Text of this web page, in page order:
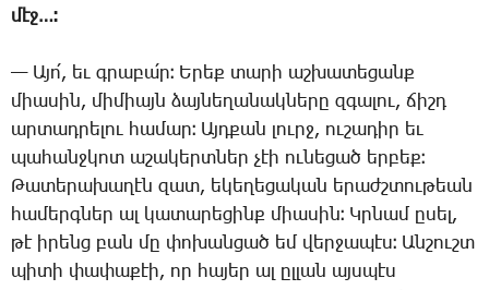
մէջ…։
— Ա­յո՛, եւ գրա­բա՛ր։ Ե­րեք տա­րի աշ­խա­տե­ցանք
միա­սին, մի­միայն ձայ­նե­ղա­նակ­նե­րը զգա­լու, ճիշդ
ար­տադ­րե­լու հա­մար։ Այդ­քան լուրջ, ու­շա­դիր եւ
պա­հանջ­կոտ ա­շա­կերտ­ներ չէի ու­նե­ցած եր­բեք։
­Թա­տե­րա­խա­ղէն զատ, ե­կե­ղե­ցա­կան ե­րաժշ­տու­թեան
հա­մերգ­ներ ալ կա­տա­րե­ցինք միա­սին։ Կր­նամ ը­սել,
թէ ի­րենց բան մը փո­խան­ցած եմ վեր­ջա­պէս։ Ան­շուշտ
պի­տի փա­փա­քէի, որ հա­յեր ալ ըլ­լան այս­պէս